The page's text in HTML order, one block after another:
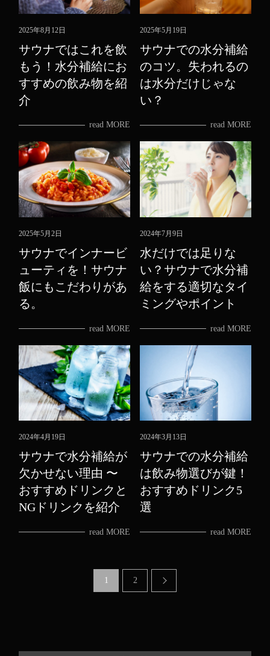
2025年8月12日
サウナではこれを飲
もう！水分補給にお
すすめの飲み物を紹
介
read MORE
2025年5月19日
サウナでの水分補給
のコツ。失われるの
は水分だけじゃな
い？
read MORE
2025年5月2日
サウナでインナービ
ューティを！サウナ
飯にもこだわりがあ
る。
read MORE
2024年7月9日
水だけでは足りな
い？サウナで水分補
給をする適切なタイ
ミングやポイント
read MORE
2024年4月19日
サウナで水分補給が
欠かせない理由 〜
おすすめドリンクと
NGドリンクを紹介
read MORE
2024年3月13日
サウナでの水分補給
は飲み物選びが鍵！
おすすめドリンク5
選
read MORE
1 2